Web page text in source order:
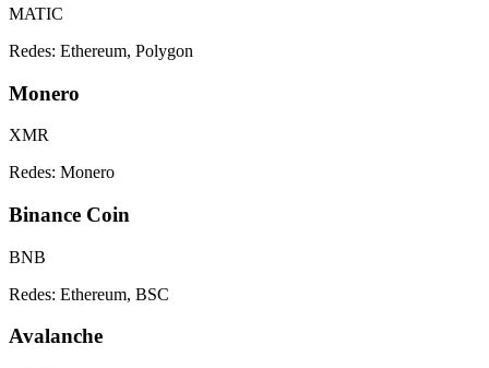
MATIC
Redes: Ethereum, Polygon
Monero
XMR
Redes: Monero
Binance Coin
BNB
Redes: Ethereum, BSC
Avalanche